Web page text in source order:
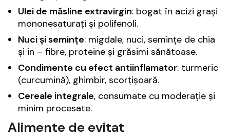
Ulei de măsline extravirgin: bogat în acizi grași
mononesaturați și polifenoli.
Nuci și semințe: migdale, nuci, semințe de chia
şi in – fibre, proteine și grăsimi sănătoase.
Condimente cu efect antiinflamator: turmeric
(curcumină), ghimbir, scorțișoară.
Cereale integrale, consumate cu moderație și
minim procesate.
Alimente de evitat